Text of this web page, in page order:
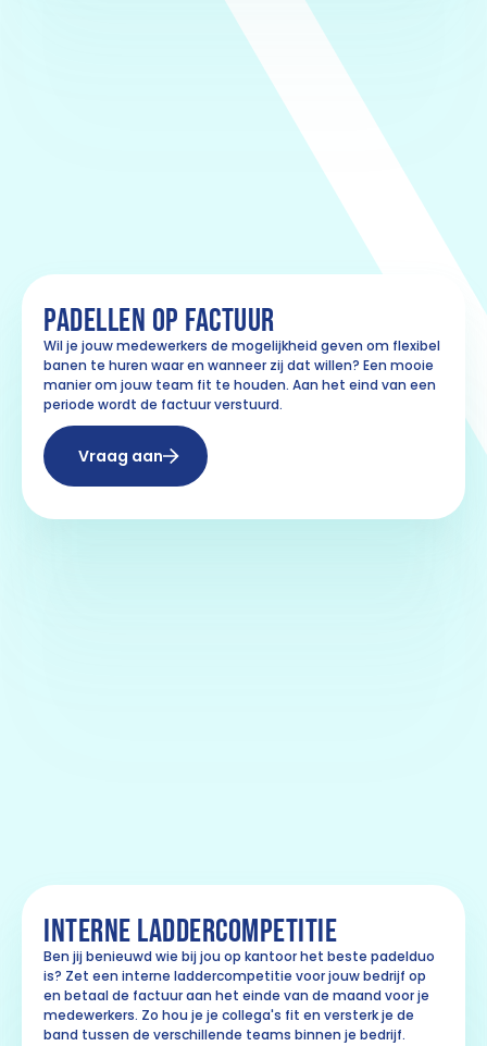
PADELLEN OP FACTUUR
Wil je jouw medewerkers de mogelijkheid geven om flexibel
banen te huren waar en wanneer zij dat willen? Een mooie
manier om jouw team fit te houden. Aan het eind van een
periode wordt de factuur verstuurd.
Vraag aan
INTERNE LADDERCOMPETITIE
Ben jij benieuwd wie bij jou op kantoor het beste padelduo
is? Zet een interne laddercompetitie voor jouw bedrijf op
en betaal de factuur aan het einde van de maand voor je
medewerkers. Zo hou je je collega's fit en versterk je de
band tussen de verschillende teams binnen je bedrijf.